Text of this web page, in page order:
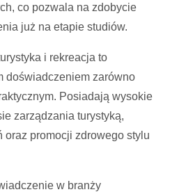
co pozwala na zdobycie
już na etapie studiów.
i rekreacja to
doświadczeniem zarówno
Posiadają wysokie
zarządzania turystyką,
oraz promocji zdrowego stylu
w branży